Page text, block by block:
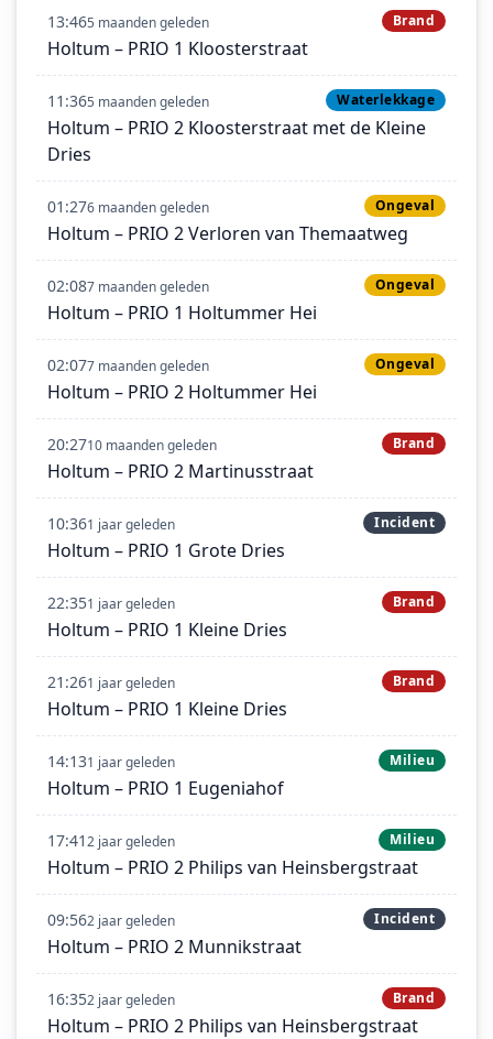
13:465 maanden geleden Brand
Holtum – PRIO 1 Kloosterstraat
11:365 maanden geleden Waterlekkage
Holtum – PRIO 2 Kloosterstraat met de Kleine
Dries
01:276 maanden geleden Ongeval
Holtum – PRIO 2 Verloren van Themaatweg
02:087 maanden geleden Ongeval
Holtum – PRIO 1 Holtummer Hei
02:077 maanden geleden Ongeval
Holtum – PRIO 2 Holtummer Hei
20:2710 maanden geleden Brand
Holtum – PRIO 2 Martinusstraat
10:361 jaar geleden Incident
Holtum – PRIO 1 Grote Dries
22:351 jaar geleden Brand
Holtum – PRIO 1 Kleine Dries
21:261 jaar geleden Brand
Holtum – PRIO 1 Kleine Dries
14:131 jaar geleden Milieu
Holtum – PRIO 1 Eugeniahof
17:412 jaar geleden Milieu
Holtum – PRIO 2 Philips van Heinsbergstraat
09:562 jaar geleden Incident
Holtum – PRIO 2 Munnikstraat
16:352 jaar geleden Brand
Holtum – PRIO 2 Philips van Heinsbergstraat